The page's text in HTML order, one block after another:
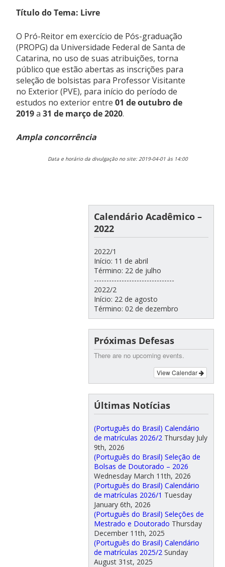
Título do Tema: Livre
O Pró-Reitor em exercício de Pós-graduação
(PROPG) da Universidade Federal de Santa de
Catarina, no uso de suas atribuições, torna
público que estão abertas as inscrições para
seleção de bolsistas para Professor Visitante
no Exterior (PVE), para início do período de
estudos no exterior entre01 de outubro de
2019a31 de março de 2020.
Ampla concorrência
Data e horário da divulgação no site: 2019-04-01 às 14:00
Calendário Acadêmico –
2022
2022/1
Início: 11 de abril
Término: 22 de julho
--------------------------------
2022/2
Início: 22 de agosto
Término: 02 de dezembro
Próximas Defesas
There are no upcoming events.
View Calendar
Últimas Notícias
(Português do Brasil) Calendário
de matrículas 2026/2 Thursday July
9th, 2026
(Português do Brasil) Seleção de
Bolsas de Doutorado – 2026
Wednesday March 11th, 2026
(Português do Brasil) Calendário
de matrículas 2026/1 Tuesday
January 6th, 2026
(Português do Brasil) Seleções de
Mestrado e Doutorado Thursday
December 11th, 2025
(Português do Brasil) Calendário
de matrículas 2025/2 Sunday
August 31st, 2025